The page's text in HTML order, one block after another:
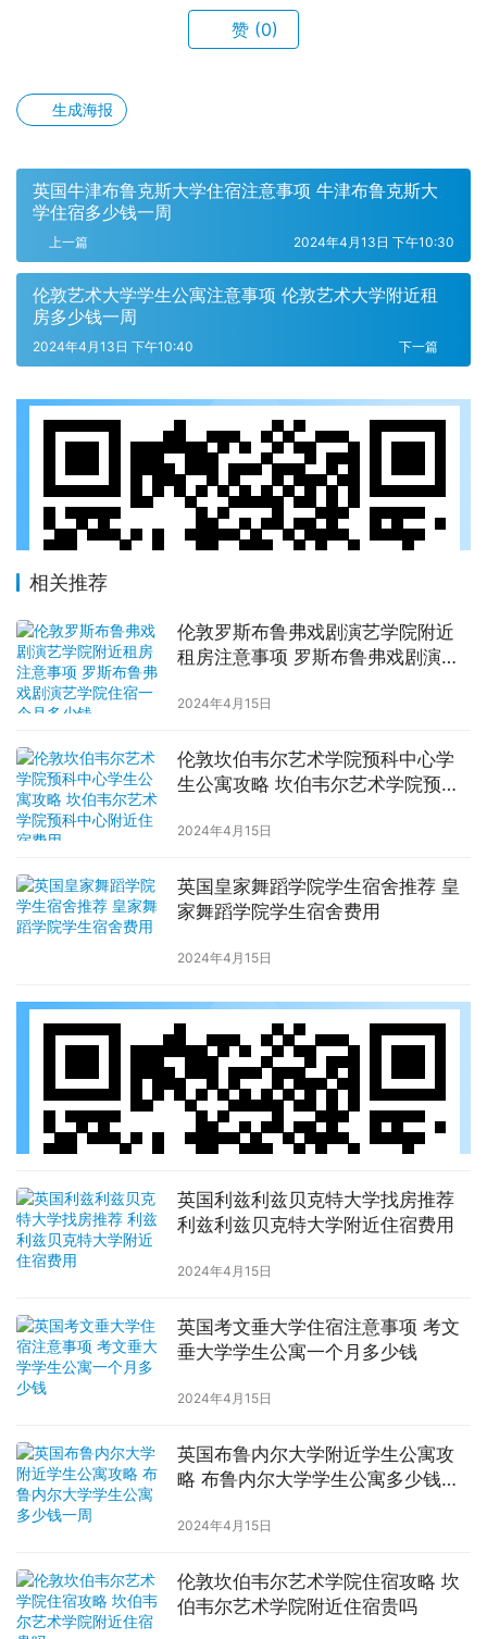
赞 (0)
生成海报
英国牛津布鲁克斯大学住宿注意事项 牛津布鲁克斯大
学住宿多少钱一周
上一篇 2024年4月13日 下午10:30
伦敦艺术大学学生公寓注意事项 伦敦艺术大学附近租
房多少钱一周
下一篇
2024年4月13日 下午10:40
相关推荐
伦敦罗斯布鲁弗戏剧演艺学院附近
租房注意事项 罗斯布鲁弗戏剧演艺
2024年4月15日
伦敦坎伯韦尔艺术学院预科中心学
生公寓攻略 坎伯韦尔艺术学院预科
2024年4月15日
英国皇家舞蹈学院学生宿舍推荐 皇
家舞蹈学院学生宿舍费用
2024年4月15日
英国利兹利兹贝克特大学找房推荐
利兹利兹贝克特大学附近住宿费用
2024年4月15日
英国考文垂大学住宿注意事项 考文
垂大学学生公寓一个月多少钱
2024年4月15日
英国布鲁内尔大学附近学生公寓攻
略 布鲁内尔大学学生公寓多少钱一
2024年4月15日
伦敦坎伯韦尔艺术学院住宿攻略 坎
伯韦尔艺术学院附近住宿贵吗